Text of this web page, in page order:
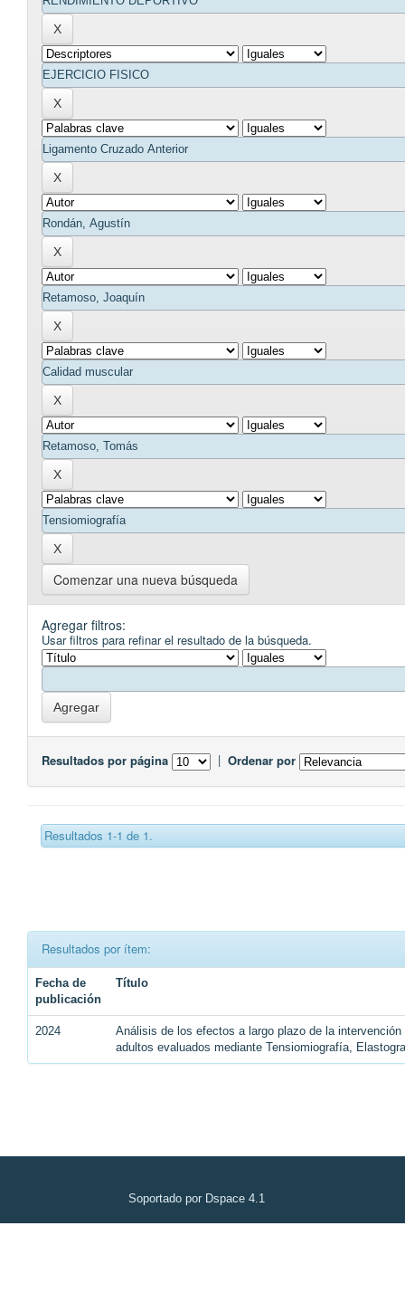
Comenzar una nueva búsqueda
Agregar filtros:
Usar filtros para refinar el resultado de la búsqueda.
Resultados por página | Ordenar por
Resultados 1-1 de 1.
Resultados por ítem:
Fecha de
publicación
Título
2024
Análisis de los efectos a largo plazo de la
adultos evaluados mediante Tensiomiografía,
Soportado por Dspace 4.1